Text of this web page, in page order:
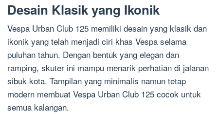
Desain Klasik yang Ikonik
Vespa Urban Club 125 memiliki desain yang klasik dan
ikonik yang telah menjadi ciri khas Vespa selama
puluhan tahun. Dengan bentuk yang elegan dan
ramping, skuter ini mampu menarik perhatian di jalanan
sibuk kota. Tampilan yang minimalis namun tetap
modern membuat Vespa Urban Club 125 cocok untuk
semua kalangan.